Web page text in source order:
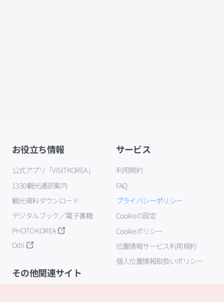
お役立ち情報
公式アプリ「VISITKOREA」
1330観光通訳案内
観光資料ダウンロード
デジタルブック／電子書籍
PHOTO KOREA
Odii
サービス
利用規約
FAQ
プライバシーポリシー
Cookieの設定
Cookieポリシー
位置情報サービス利用規約
個人位置情報取扱いポリシー
その他関連サイト